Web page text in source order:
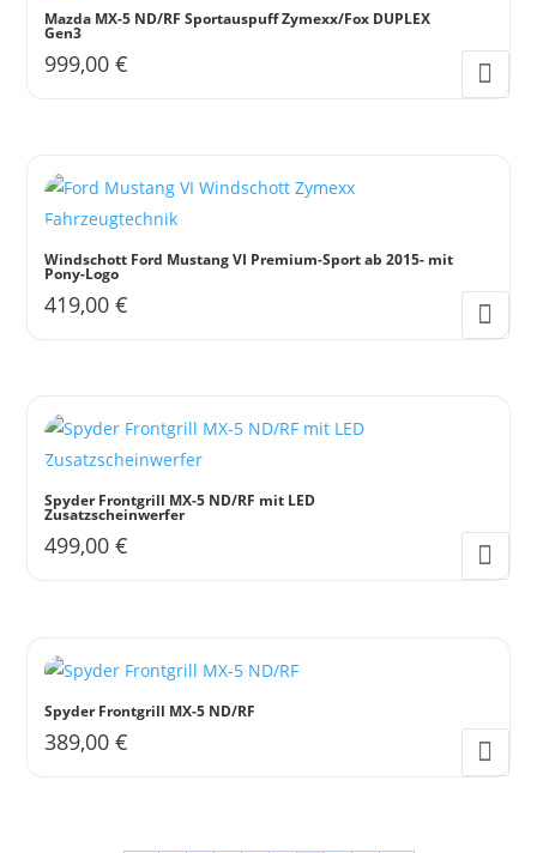
Mazda MX-5 ND/RF Sportauspuff Zymexx/Fox DUPLEX
Gen3
999,00€
Windschott Ford Mustang VI Premium-Sport ab 2015- mit
Pony-Logo
419,00€
Spyder Frontgrill MX-5 ND/RF mit LED
Zusatzscheinwerfer
499,00€
Spyder Frontgrill MX-5 ND/RF
389,00€